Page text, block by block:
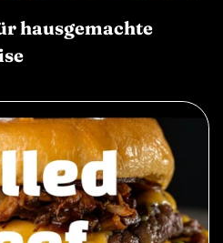
hausgemachte